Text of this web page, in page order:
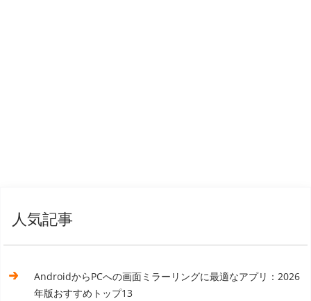
人気記事
AndroidからPCへの画面ミラーリングに最適なアプリ：2026
年版おすすめトップ13